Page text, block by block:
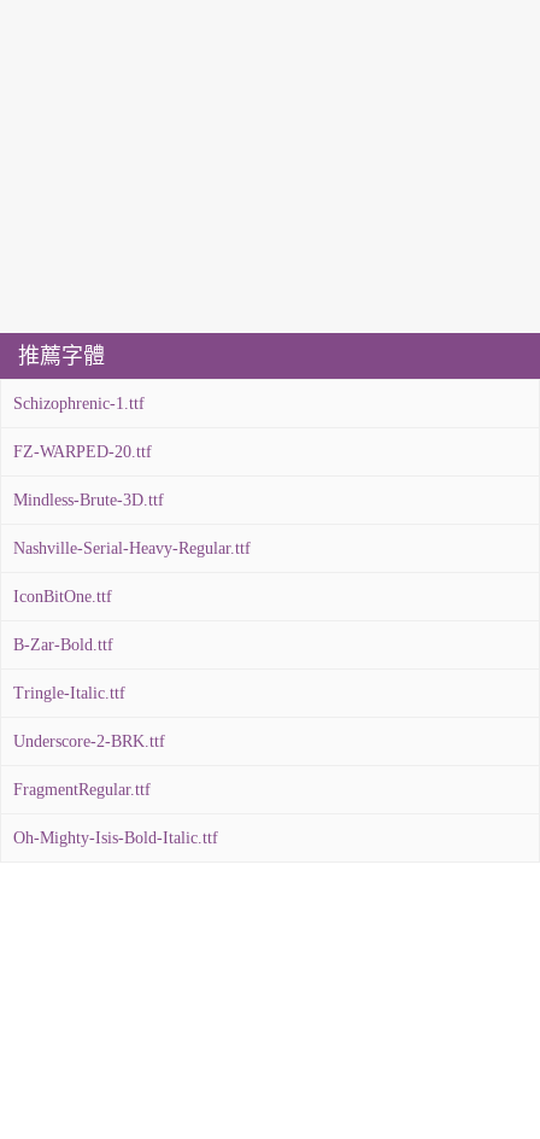
推薦字體
Schizophrenic-1.ttf
FZ-WARPED-20.ttf
Mindless-Brute-3D.ttf
Nashville-Serial-Heavy-Regular.ttf
IconBitOne.ttf
B-Zar-Bold.ttf
Tringle-Italic.ttf
Underscore-2-BRK.ttf
FragmentRegular.ttf
Oh-Mighty-Isis-Bold-Italic.ttf